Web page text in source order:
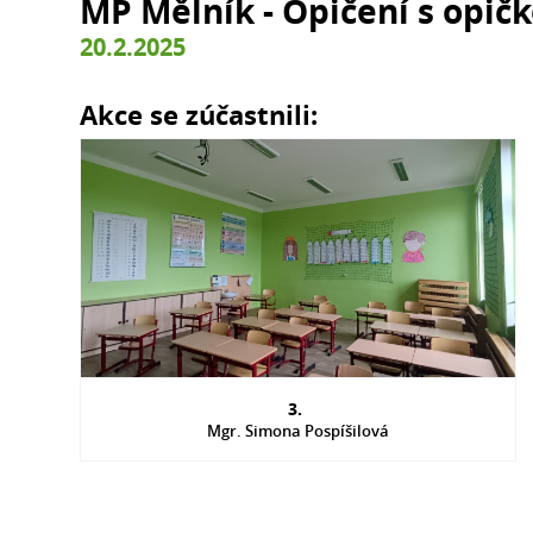
MP Mělník - Opičení s
20.2.2025
Akce se zúčastnili:
3.
Mgr. Simona Pospíšilová